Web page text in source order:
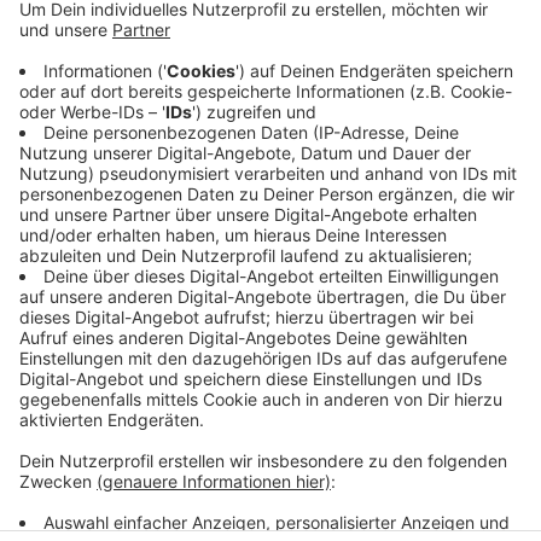
Kreuzungen der Glindholzstraße mit der Berliner
Straße und mit dem Glockenspitz - und die Kreuzung
Glockenspitz Ecke Buddestraße. Die neuen Ampeln
bekommen eine verkehrsabhängige Steuerung und
LED-Lampen. Die Modernisierung kostet laut dem KBK
rund 650.000 Euro - die neuen Ampeln sparen aber
auch knapp 5.000 Euro pro Ampel im Jahr ein.
Anzeige
Anzeige